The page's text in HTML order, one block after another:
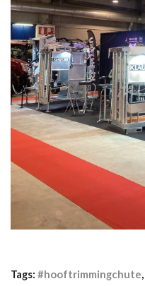
Tags: #hooftrimmingchute,